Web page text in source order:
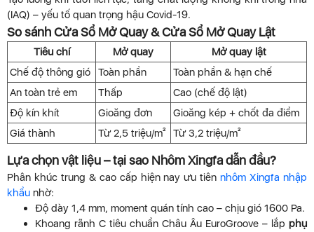
(IAQ) – yếu tố quan trọng hậu Covid-19.
So sánh Cửa Sổ Mở Quay & Cửa Sổ Mở Quay Lật
Tiêu chí Mở quay
Mở quay lật
Chế độ thông gió
Toàn phần
Toàn phần & hạn chế
An toàn trẻ em
Thấp
Cao (chế độ lật)
Độ kín khít
Gioăng đơn
Gioăng kép + chốt đa điểm
Giá thành
Từ 2,5 triệu/m² Từ 3,2 triệu/m²
Lựa chọn vật liệu – tại sao Nhôm Xingfa dẫn đầu?
Phân khúc trung & cao cấp hiện nay ưu tiênnhôm Xingfa nhập
khẩu nhờ:
Độ dày 1,4 mm, moment quán tính cao – chịu gió 1600 Pa.
Khoang rãnh C tiêu chuẩn Châu Âu EuroGroove – lắp phụ